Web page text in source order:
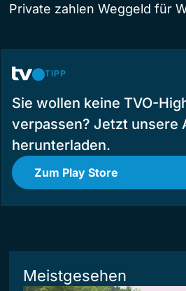
Private zahlen Weggeld für
TIPP
Sie wollen keine TVO-
verpassen? Jetzt unsere
herunterladen.
Zum Play Store
Meistgesehen